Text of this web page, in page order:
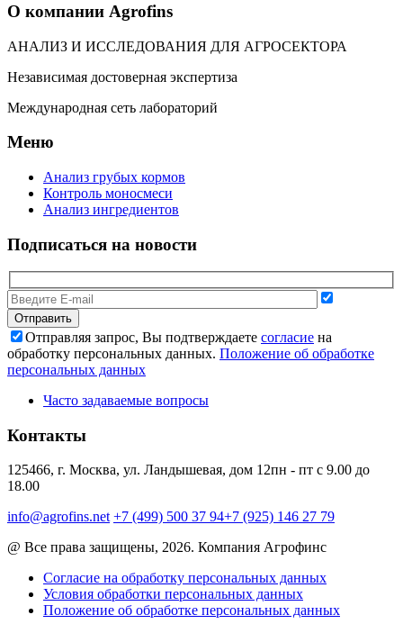
О компании Agrofins
АНАЛИЗ И ИССЛЕДОВАНИЯ ДЛЯ АГРОСЕКТОРА
Независимая достоверная экспертиза
Международная сеть лабораторий
Меню
Анализ грубых кормов
Контроль моносмеси
Анализ ингредиентов
Подписаться на новости
Отправляя запрос, Вы подтверждаете согласие на
обработку персональных данных. Положение об обработке
персональных данных
Часто задаваемые вопросы
Контакты
125466, г. Москва, ул. Ландышевая, дом 12пн - пт с 9.00 до
18.00
info@agrofins.net +7 (499) 500 37 94+7 (925) 146 27 79
@ Все права защищены, 2026. Компания Агрофинс
Согласие на обработку персональных данных
Условия обработки персональных данных
Положение об обработке персональных данных